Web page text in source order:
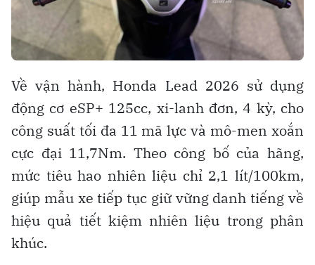
Về vận hành, Honda Lead 2026 sử dụng
động cơ eSP+ 125cc, xi-lanh đơn, 4 kỳ, cho
công suất tối đa 11 mã lực và mô-men xoắn
cực đại 11,7Nm. Theo công bố của hãng,
mức tiêu hao nhiên liệu chỉ 2,1 lít/100km,
giúp mẫu xe tiếp tục giữ vững danh tiếng về
hiệu quả tiết kiệm nhiên liệu trong phân
khúc.